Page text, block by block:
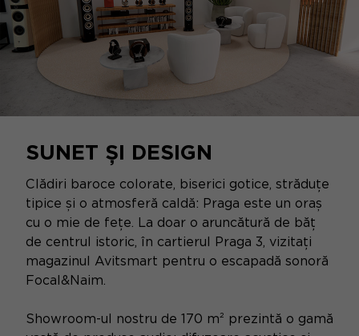
SUNET ȘI DESIGN
Clădiri baroce colorate, biserici gotice, străduțe
tipice și o atmosferă caldă: Praga este un oraș
cu o mie de fețe. La doar o aruncătură de băț
de centrul istoric, în cartierul Praga 3, vizitați
magazinul Avitsmart pentru o escapadă sonoră
Focal&Naim.
Showroom-ul nostru de 170 m² prezintă o gamă